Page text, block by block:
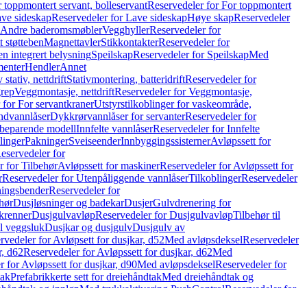
toppmontert servant, bolleservantReservedeler for For toppmontert
sideskapReservedeler for Lave sideskapHøye skapReservedeler
baderomsmøblerVegghyllerReservedeler for
støttebenMagnettavlerStikkontakterReservedeler for
integrert belysningSpeilskapReservedeler for SpeilskapMed
HendlerAnnet
stativ, nettdriftStativmontering, batteridriftReservedeler for
Veggmontasje, nettdriftReservedeler for Veggmontasje,
for For servantkranerUtstyrstilkoblinger for vaskeområde,
Dykkrørvannlåser for servanterReservedeler for
modellInnfelte vannlåserReservedeler for Innfelte
PakningerSveiseenderInnbyggingssisternerAvløpssett for
for
for TilbehørAvløpssett for maskinerReservedeler for Avløpssett for
Reservedeler for Utenpåliggende vannlåserTilkoblingerReservedeler
Reservedeler for
Dusjløsninger og badekarDusjerGulvdrenering for
DusjgulvavløpReservedeler for DusjgulvavløpTilbehør til
veggslukDusjkar og dusjgulvDusjgulv av
for Avløpsett for dusjkar, d52Med avløpsdekselReservedeler
d62Reservedeler for Avløpssett for dusjkar, d62Med
for Avløpssett for dusjkar, d90Med avløpsdekselReservedeler for
Prefabrikkerte sett for dreiehåndtakMed dreiehåndtak og